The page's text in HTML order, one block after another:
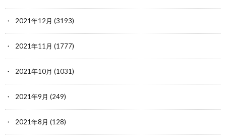
2021年12月 (3193)
2021年11月 (1777)
2021年10月 (1031)
2021年9月 (249)
2021年8月 (128)